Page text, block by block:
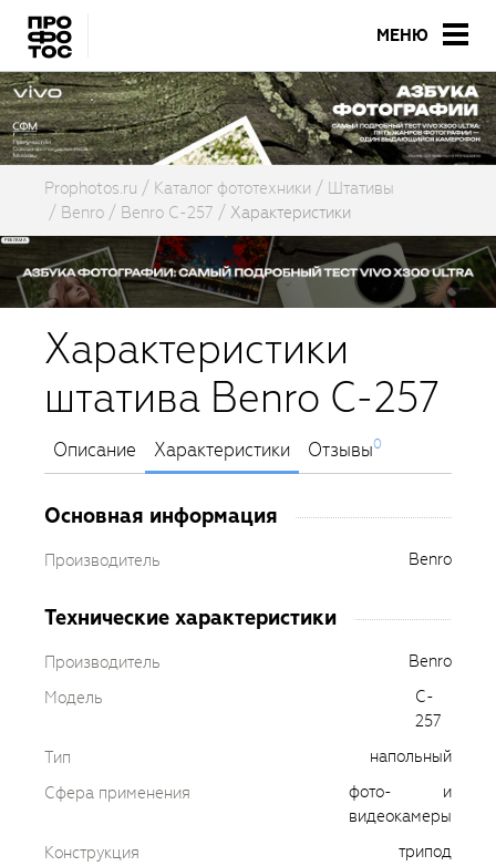
МЕНЮ
Prophotos.ru Каталог фототехники
Штативы
Benro
Benro C-257 Характеристики
Характеристики
штатива Benro C-257
Описание Характеристики Отзывы0
Основная информация
Производитель Benro
Технические характеристики
Производитель
Benro
Модель
C-
257
Тип
напольный
Сфера применения
фото- и
видеокамеры
Конструкция
трипод